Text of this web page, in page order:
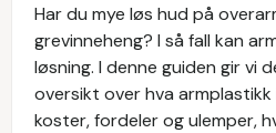
Har du mye løs hud på
grevinneheng? I så fall kan
løsning. I denne guiden gir vi
oversikt over hva
koster, fordeler og ulemper,